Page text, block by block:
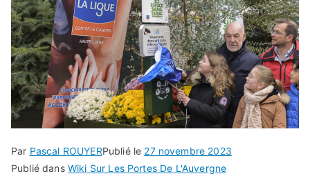
Par Pascal ROUYERPublié le 27 novembre 2023
Publié dans Wiki Sur Les Portes De L'Auvergne